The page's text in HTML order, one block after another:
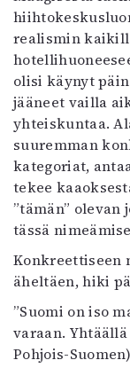
realismin
olisi käynyt
jääneet vailla
yhteiskuntaa.
suuremman
kategoriat,
tekee
”tämän” olevan
tässä
Konkreettiseen
äheltäen, hiki
”Suomi on iso
varaan.
Pohjois-